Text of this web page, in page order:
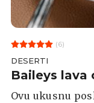
(6)
DESERTI
Baileys lava
Ovu ukusnu